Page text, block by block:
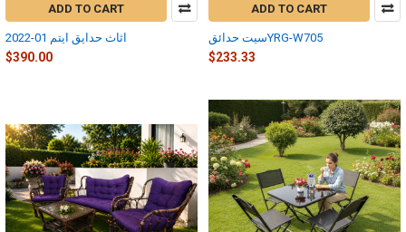
ADD TO CART
اثاث حدايق ايتم 01-2022
$390.00
ADD TO CART
سيت حدائقYRG-W705
$233.33